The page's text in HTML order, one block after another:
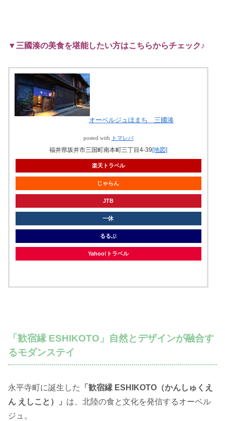
▼三國湊の美食を堪能したい方はこちらからチェック♪
オーベルジュほまち 三國湊
posted with トマレバ
福井県坂井市三国町南本町三丁目4-39 [地図]
楽天トラベル
じゃらん
JTB
一休
るるぶ
Yahoo!トラベル
「歓宿縁 ESHIKOTO」自然とデザインが融合す
るモダンステイ
永平寺町に誕生した
「歓宿縁 ESHIKOTO（かんしゅくえ
ん えしこと）」 は、北陸の食と文化を発信するオーベル
ジュ。